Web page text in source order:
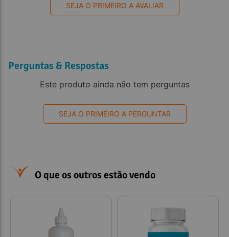
SEJA O PRIMEIRO A AVALIAR
Perguntas & Respostas
Este produto ainda não tem perguntas
SEJA O PRIMEIRO A PERGUNTAR
O que os outros estão vendo